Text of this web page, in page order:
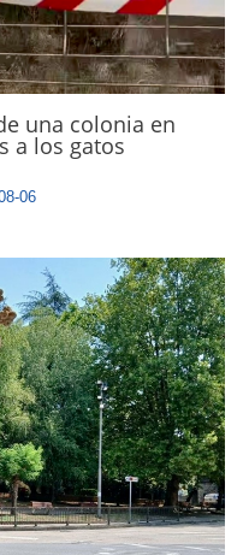
una colonia en
a los gatos
06